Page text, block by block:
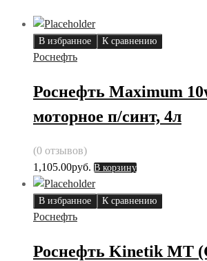
В избранное К сравнению
Роснефть
Роснефть Maximum
моторное п/синт, 4л
(0 отзывов)
1,105.00руб. В корзину
В избранное К сравнению
Роснефть
Роснефть Kinetik MT